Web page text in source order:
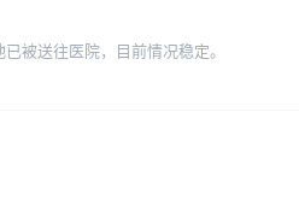
被送往医院，目前情况稳定。